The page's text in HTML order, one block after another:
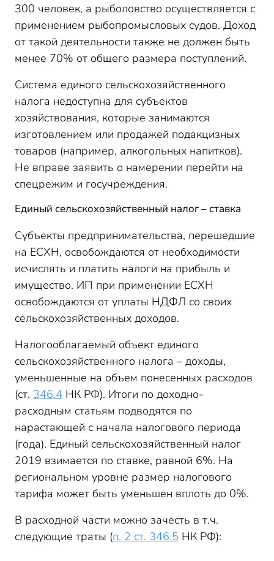
300 человек, а рыболовство осуществляется с
применением рыбопромысловых судов. Доход
от такой деятельности также не должен быть
менее 70% от общего размера поступлений.
Система единого сельскохозяйственного
налога недоступна для субъектов
хозяйствования, которые занимаются
изготовлением или продажей подакцизных
товаров (например, алкогольных напитков).
Не вправе заявить о намерении перейти на
спецрежим и госучреждения.
Единый сельскохозяйственный налог – ставка
Субъекты предпринимательства, перешедшие
на ЕСХН, освобождаются от необходимости
исчислять и платить налоги на прибыль и
имущество. ИП при применении ЕСХН
освобождаются от уплаты НДФЛ со своих
сельскохозяйственных доходов.
Налогооблагаемый объект единого
сельскохозяйственного налога – доходы,
уменьшенные на объем понесенных расходов
(ст. 346.4 НК РФ). Итоги по доходно-
расходным статьям подводятся по
нарастающей с начала налогового периода
(года). Единый сельскохозяйственный налог
2019 взимается по ставке, равной 6%. На
региональном уровне размер налогового
тарифа может быть уменьшен вплоть до 0%.
В расходной части можно зачесть в т.ч.
следующие траты (п. 2 ст. 346.5 НК РФ):